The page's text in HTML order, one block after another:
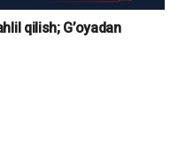
qilish; G’oyadan